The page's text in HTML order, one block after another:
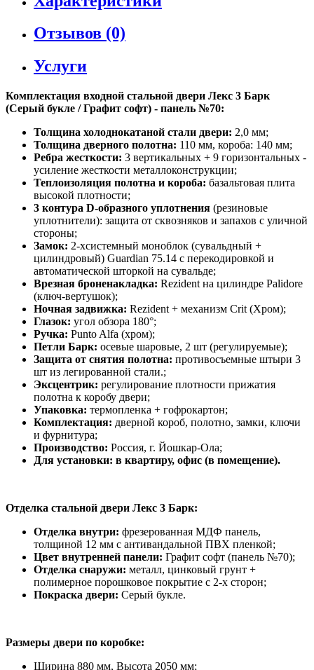
Отзывов (0)
Услуги
Комплектация входной стальной двери Лекс 3 Барк
(Серый букле / Графит софт) - панель №70:
Толщина холоднокатаной стали двери: 2,0 мм;
Толщина дверного полотна: 110 мм, короба: 140 мм;
Ребра жесткости: 3 вертикальных + 9 горизонтальных -
усиление жесткости металлоконструкции;
Теплоизоляция полотна и короба: базальтовая плита
высокой плотности;
3 контура D-образного уплотнения (резиновые
уплотнители): защита от сквозняков и запахов с уличной
стороны;
Замок: 2-хсистемный моноблок (сувальдный +
цилиндровый) Guardian 75.14 с перекодировкой и
автоматической шторкой на сувальде;
Врезная броненакладка: Rezident на цилиндре Palidore
(ключ-вертушок);
Ночная задвижка: Rezident + механизм Crit (Хром);
Глазок: угол обзора 180°;
Ручка: Punto Alfa (хром);
Петли Барк: осевые шаровые, 2 шт (регулируемые);
Защита от снятия полотна: противосъемные штыри 3
шт из легированной стали.;
Эксцентрик: регулирование плотности прижатия
полотна к коробу двери;
Упаковка: термопленка + гофрокартон;
Комплектация: дверной короб, полотно, замки, ключи
и фурнитура;
Производство: Россия, г. Йошкар-Ола;
Для установки: в квартиру, офис (в помещение).
Отделка стальной двери Лекс 3 Барк:
Отделка внутри: фрезерованная МДФ панель,
толщиной 12 мм с антивандальной ПВХ пленкой;
Цвет внутренней панели: Графит софт (панель №70);
Отделка снаружи: металл, цинковый грунт +
полимерное порошковое покрытие с 2-х сторон;
Покраска двери: Серый букле.
Размеры двери по коробке:
Ширина 880 мм, Высота 2050 мм;